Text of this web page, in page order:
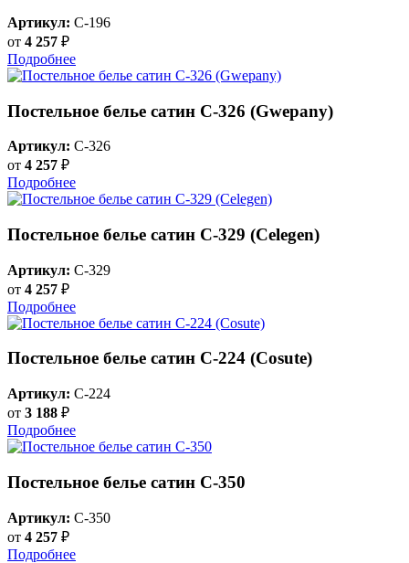
Артикул: C-196
от 4 257 ₽
Подробнее
Постельное белье сатин С-326 (Gwepany)
Артикул: C-326
от 4 257 ₽
Подробнее
Постельное белье сатин С-329 (Celegen)
Артикул: C-329
от 4 257 ₽
Подробнее
Постельное белье сатин С-224 (Cosute)
Артикул: C-224
от 3 188 ₽
Подробнее
Постельное белье сатин С-350
Артикул: C-350
от 4 257 ₽
Подробнее